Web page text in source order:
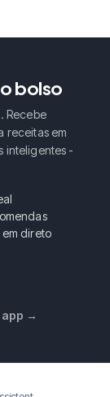
bolso
Recebe
receitas em
inteligentes -
direto
→